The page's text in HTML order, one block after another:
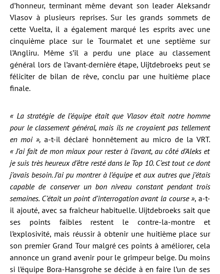
d’honneur, terminant même devant son leader Aleksandr
Vlasov à plusieurs reprises. Sur les grands sommets de
cette Vuelta, il a également marqué les esprits avec une
cinquième place sur le Tourmalet et une septième sur
l’Angliru. Même s’il a perdu une place au classement
général lors de l’avant-dernière étape, Uijtdebroeks peut se
féliciter de bilan de rêve, conclu par une huitième place
finale.
« La stratégie de l’équipe était que Vlasov était notre homme
pour le classement général, mais ils ne croyaient pas tellement
en moi », a-t-il déclaré honnêtement au micro de la VRT.
« J’ai fait de mon miaux pour rester à l’avant, au côté d’Aleks et
je suis très heureux d’être resté dans le Top 10. C’est tout ce dont
j’avais besoin. J’ai pu montrer à l’équipe et aux autres que j’étais
capable de conserver un bon niveau constant pendant trois
semaines. C’était un point d’interrogation avant la course », a-t-
il ajouté, avec sa fraîcheur habituelle. Uijtdebroeks sait que
ses points faibles restent le contre-la-montre et
l’explosivité, mais réussir à obtenir une huitième place sur
son premier Grand Tour malgré ces points à améliorer, cela
annonce un grand avenir pour le grimpeur belge. Du moins
si l’équipe Bora-Hansgrohe se décide à en faire l’un de ses